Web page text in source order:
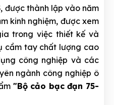
, được thành lập vào năm
kinh nghiệm, được xem
trong việc thiết kế và
cầm tay chất lượng cao
công nghiệp và các
ngành công nghiệp ô
"Bộ cảo bạc đạn 75-